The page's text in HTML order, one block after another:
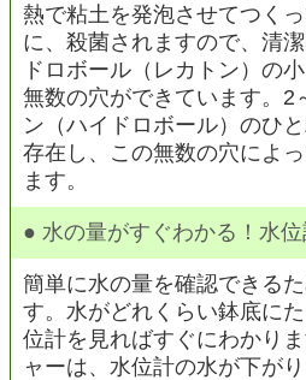
熱で粘土を発泡させてつく
に、殺菌されますので、清
ドロボール（レカトン）の
無数の穴ができています。2
ン（ハイドロボール）のひ
存在し、この無数の穴によ
ます。
● 水の量がすぐわかる！水位
簡単に水の量を確認できる
す。水がどれくらい鉢底に
位計を見ればすぐにわかり
ャーは、水位計の水が下が